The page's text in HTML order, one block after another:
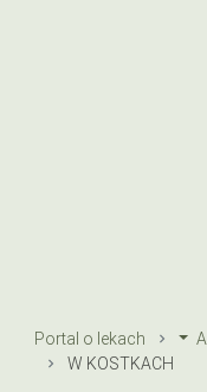
Portal o lekach
W KOSTKACH